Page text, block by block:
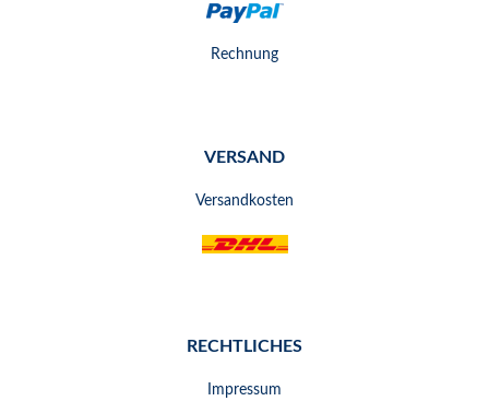
Rechnung
VERSAND
Versandkosten
RECHTLICHES
Impressum